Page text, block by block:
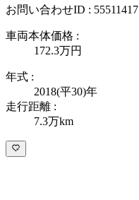
お問い合わせID : 55511417
車両本体価格 :
172.3万円
年式 :
2018(平30)年
走行距離 :
7.3万km